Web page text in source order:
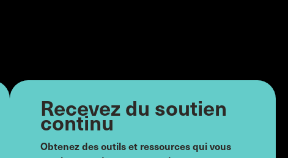
Recevez du soutien
continu
Obtenez des outils et ressources qui vous